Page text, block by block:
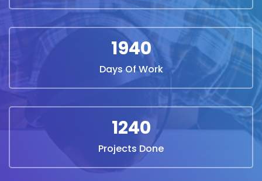
1940
Days Of Work
1240
Projects Done